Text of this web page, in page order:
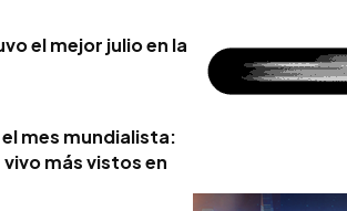
el mejor julio en la
mes mundialista:
más vistos en